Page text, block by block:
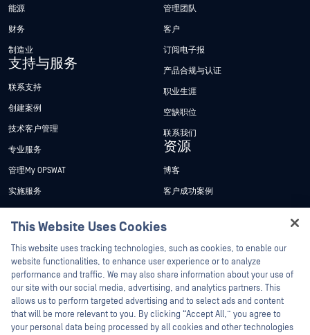
能源
财务
制造业
支持与服务
联系支持
创建案例
技术客户管理
专业服务
管理My OPSWAT
实施服务
技术文档
培训
漏洞计划
合作伙伴
认证
技术合作伙伴
管理团队
客户
订阅电子报
产品合规与认证
职业生涯
空缺职位
联系我们
资源
博客
客户成功案例
新闻报道
活动
网络研讨会
产品型录
白皮书
This Website Uses Cookies
This website uses tracking technologies, such as cookies, to enable our
website functionalities, to enhance user experience or to analyze
performance and traffic. We may also share information about your use of
our site with our social media, advertising, and analytics partners. This
allows us to perform targeted advertising and to select ads and content
that will be more relevant to you. By clicking “Accept All,” you agree to
your personal data being processed by all cookies and other technologies
Hey there!
I'm Ozzy, your OPSWAT virtual assistant.
How can I help you secure what's critical
today?